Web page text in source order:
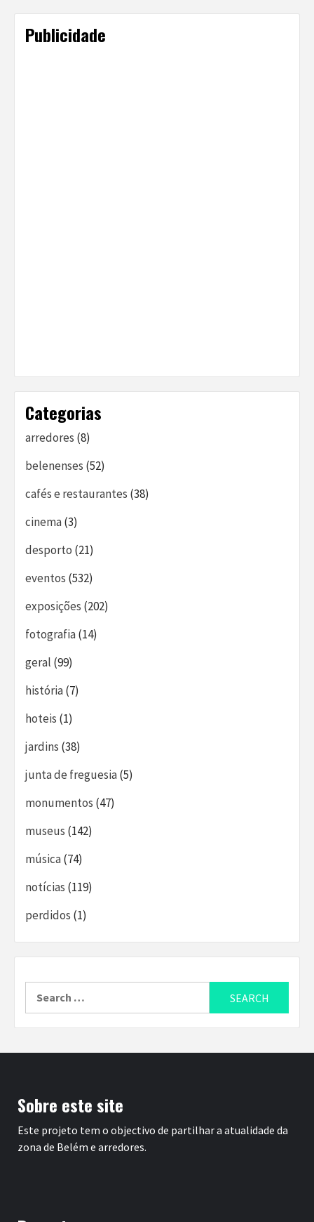
Publicidade
Categorias
arredores (8)
belenenses (52)
cafés e restaurantes (38)
cinema(3)
desporto (21)
eventos (532)
exposições (202)
fotografia(14)
geral (99)
história(7)
hoteis (1)
jardins (38)
junta de freguesia(5)
monumentos (47)
museus (142)
música(74)
notícias (119)
perdidos (1)
Sobre este site
Este projeto tem o objectivo de partilhar a atualidade da
zona de Belém e arredores.